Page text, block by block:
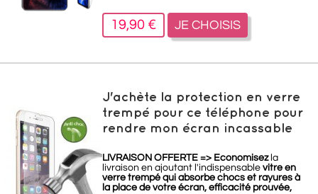
19,90 € JE CHOISIS
J'achète la protection en verre
trempé pour ce téléphone pour
rendre mon écran incassable
LIVRAISON OFFERTE => Economisezla
livraison en ajoutant l'indispensable vitre en
verre trempé qui absorbe chocs et rayures à
la place de votre écran, efficacité prouvée,